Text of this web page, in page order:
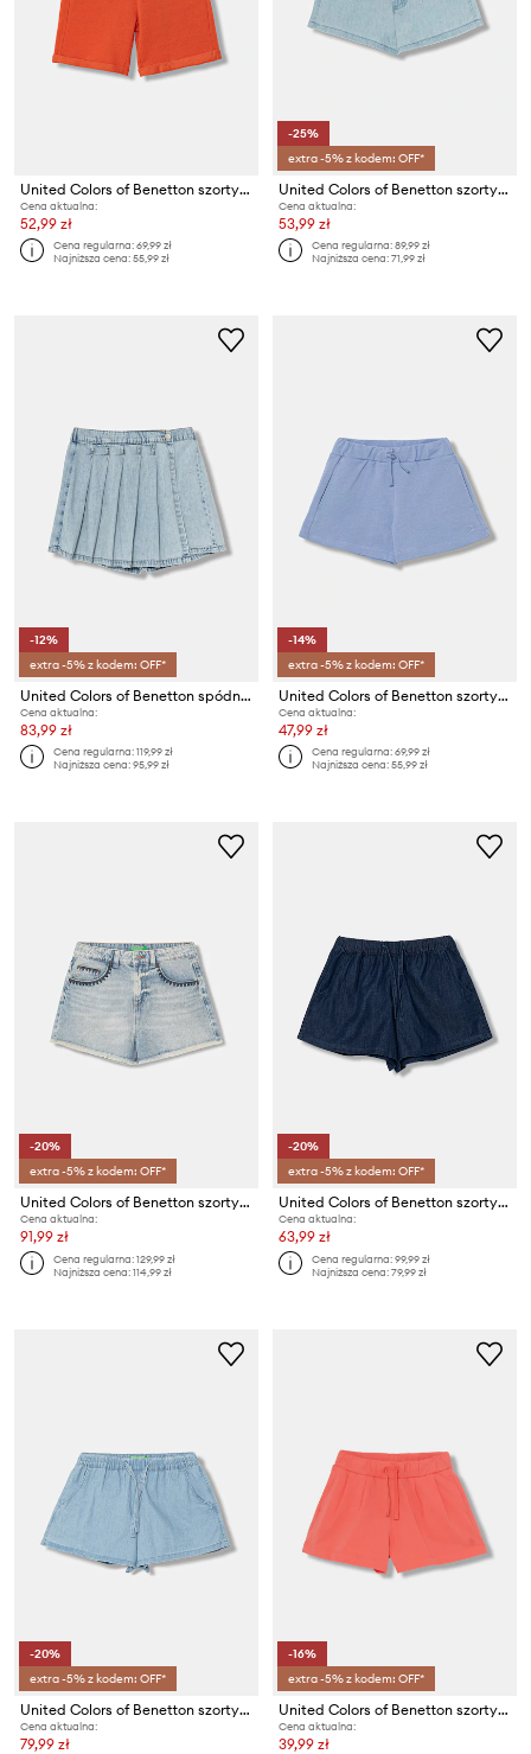
United Colors of Benetton szorty dziecięce bawełniane
Cena aktualna:
52,99 zł
Cena regularna:69,99 zł
Najniższa cena:55,99 zł
-25%
extra -5% z kodem: OFF*
United Colors of Benetton szorty dziecięce jeansowe
Cena aktualna:
53,99 zł
Cena regularna:89,99 zł
Najniższa cena:71,99 zł
-12%
extra -5% z kodem: OFF*
United Colors of Benetton spódnicospodnie dziecięce jeansowe
Cena aktualna:
83,99 zł
Cena regularna:119,99 zł
Najniższa cena:95,99 zł
-14%
extra -5% z kodem: OFF*
United Colors of Benetton szorty dresowe dziecięce bawełniane
Cena aktualna:
47,99 zł
Cena regularna:69,99 zł
Najniższa cena:55,99 zł
-20%
extra -5% z kodem: OFF*
United Colors of Benetton szorty dziecięce jeansowe
Cena aktualna:
91,99 zł
Cena regularna:129,99 zł
Najniższa cena:114,99 zł
-20%
extra -5% z kodem: OFF*
United Colors of Benetton szorty dziecięce jeansowe
Cena aktualna:
63,99 zł
Cena regularna:99,99 zł
Najniższa cena:79,99 zł
-20%
extra -5% z kodem: OFF*
United Colors of Benetton szorty dziecięce jeansowe
Cena aktualna:
79,99 zł
-16%
extra -5% z kodem: OFF*
United Colors of Benetton szorty dresowe dziecięce bawełniane
Cena aktualna:
39,99 zł